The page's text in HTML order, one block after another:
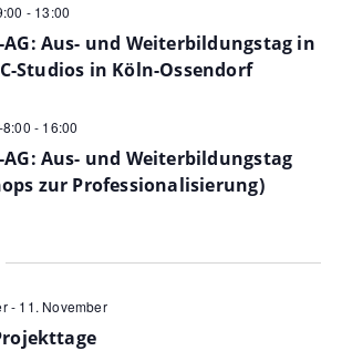
- 13:00
Aus- und Weiterbildungstag in
Studios in Köln-Ossendorf
8:00 - 16:00
Aus- und Weiterbildungstag
zur Professionalisierung)
- 11. November